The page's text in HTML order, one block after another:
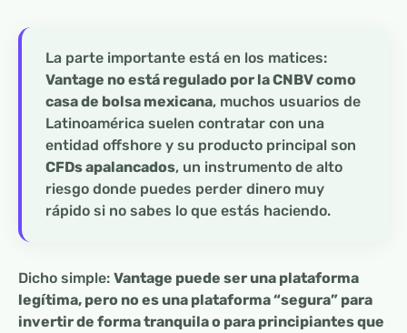
La parte importante está en los matices:
Vantage no está regulado por la CNBV como
casa de bolsa mexicana, muchos usuarios de
Latinoamérica suelen contratar con una
entidad offshore y su producto principal son
CFDs apalancados, un instrumento de alto
riesgo donde puedes perder dinero muy
rápido si no sabes lo que estás haciendo.
Dicho simple: Vantage puede ser una plataforma
legítima, pero no es una plataforma “segura” para
invertir de forma tranquila o para principiantes que